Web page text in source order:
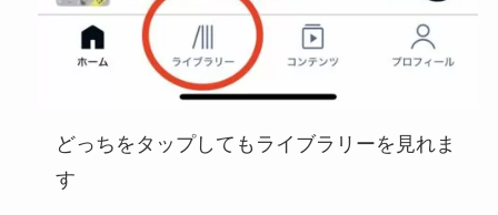
どっちをタップしてもライブラリーを見れま
す